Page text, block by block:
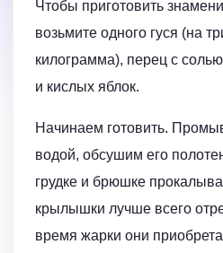
Чтобы приготовить
возьмите одного гуся (на
килограмма), перец с
и кислых яблок.
Начинаем готовить.
водой, обсушим его
грудке и брюшке
крылышки лучше всего
время жарки они